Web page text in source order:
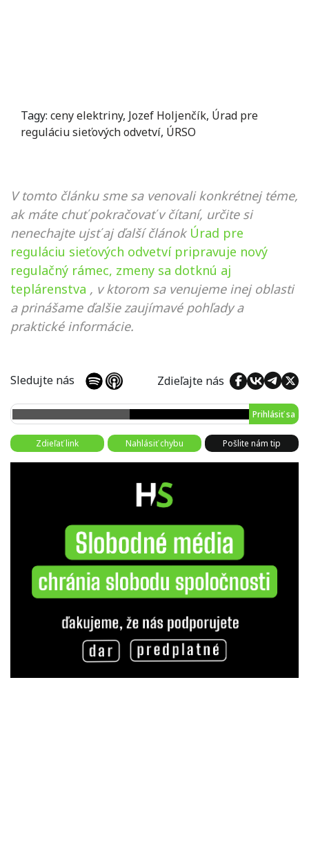
Tagy: ceny elektriny, Jozef Holjenčík, Úrad pre
reguláciu sieťových odvetví, ÚRSO
V tomto článku sme sa venovali konkrétnej téme,
ak máte chuť pokračovať v čítaní, určite si
nenechajte ujsť aj ďalší článok Úrad pre
reguláciu sieťových odvetví pripravuje nový
regulačný rámec, zmeny sa dotknú aj
teplárenstva , v ktorom sa venujeme inej oblasti
a prinášame ďalšie zaujímavé pohľady a
praktické informácie.
Sledujte nás Zdieľajte nás
Prihlásiť sa
Zdieľať link Nahlásiť chybu Pošlite nám tip